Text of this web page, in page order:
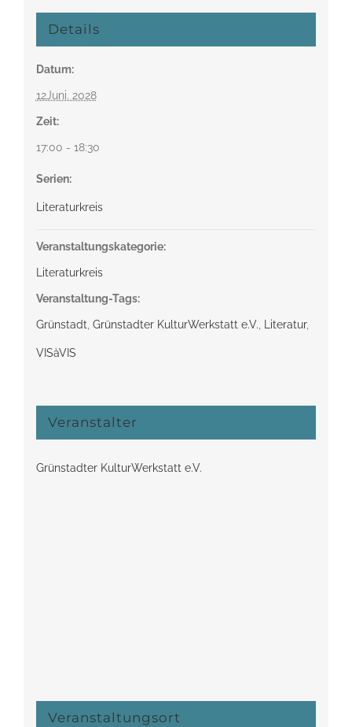
Details
Datum:
12Juni. 2028
Zeit:
17:00 - 18:30
Serien:
Literaturkreis
Veranstaltungskategorie:
Literaturkreis
Veranstaltung-Tags:
Grünstadt, Grünstadter KulturWerkstatt e.V., Literatur,
VISàVIS
Veranstalter
Grünstadter KulturWerkstatt e.V.
Veranstaltungsort